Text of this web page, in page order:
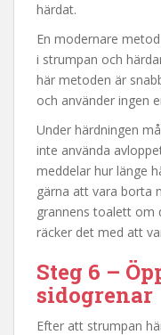
härdat.
En modernare
i strumpan och
här metoden är
och använder ingen
Under härdningen
inte använda
meddelar hur länge
gärna att vara borta
grannens toalett om
räcker det med att
Steg 6 –
sidogrenar
Efter att strumpan